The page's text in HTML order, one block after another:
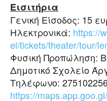
Εισιτήρια
Γενική Είσοδος: 15
Ηλεκτρονικά: https://
el/tickets/theater/tour/
Φυσική Προπώληση:
Δημοτικό Σχολείο
Τηλέφωνο:
https://